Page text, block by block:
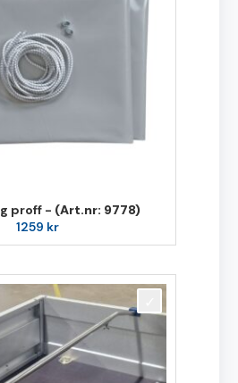
proff - (Art.nr: 9778)
1259 kr